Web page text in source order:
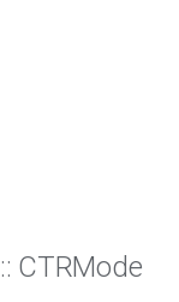
:: CTRMode